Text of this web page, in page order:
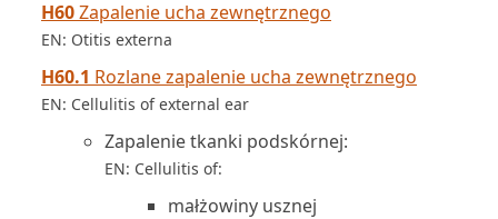
H60Zapalenie ucha zewnętrznego
EN: Otitis externa
H60.1 Rozlane zapalenie ucha zewnętrznego
EN: Cellulitis of external ear
Zapalenie tkanki podskórnej:
EN: Cellulitis of:
małżowiny usznej